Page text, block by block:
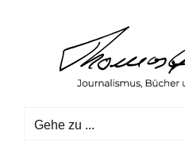
springen
Gehe zu ...